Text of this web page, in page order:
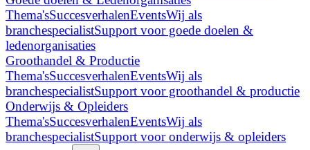
Thema'sSuccesverhalenEventsWij als
branchespecialistSupport voor goede doelen &
ledenorganisaties
Groothandel & Productie
Thema'sSuccesverhalenEventsWij als
branchespecialistSupport voor groothandel & productie
Onderwijs & Opleiders
Thema'sSuccesverhalenEventsWij als
branchespecialistSupport voor onderwijs & opleiders